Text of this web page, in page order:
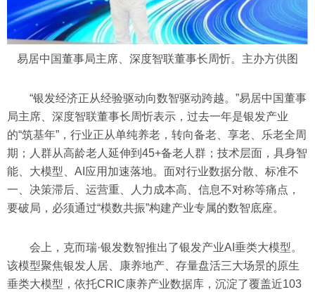
易居中国董事局主席、深度智联董事长周忻。主办方供图
“银发经济正从经验驱动向数智驱动跨越。”易居中国董事
局主席、深度智联董事长周忻表示，过去一年是银发产业
的“筑基年”，行业正从单纯养老，转向备老、享老、乐老全周
期；人群从高龄老人延伸到45+备老人群；技术层面，具身智
能、大模型、AI应用加速落地。面对行业数据分散、标准不
一、决策滞后、运营重、人力成本高、信息不对称等痛点，
要破局，必须通过“模数共振”构建产业专属的数智底座。
会上，克而瑞·银发数智推出了银发产业AI垂类大模型。
该模型聚焦银发人居、康养地产、存量盘活三大场景的原生
垂类大模型，依托CRIC康养产业数据库，沉淀了覆盖近103